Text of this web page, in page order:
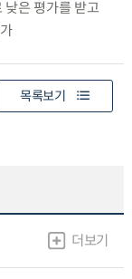
낮은 평가를 받고
목록보기
더보기